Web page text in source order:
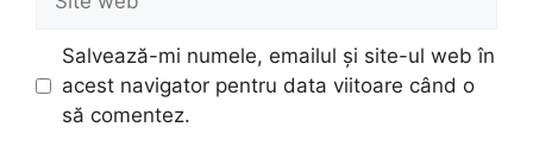
web
Salvează-mi numele, emailul și site-ul web în
acest navigator pentru data viitoare când o
să comentez.